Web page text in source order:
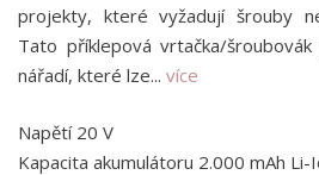
projekty, které vyžadují šrouby
Tato příklepová vrtačka/
nářadí, které lze... více
Napětí 20 V
Kapacita akumulátoru 2.000 mAh Li-